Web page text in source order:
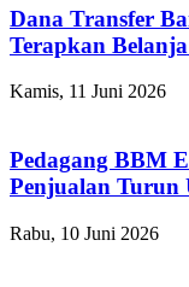
Dana Transfer
Terapkan
Kamis, 11 Juni 2026
Pedagang BBM
Penjualan Turun
Rabu, 10 Juni 2026